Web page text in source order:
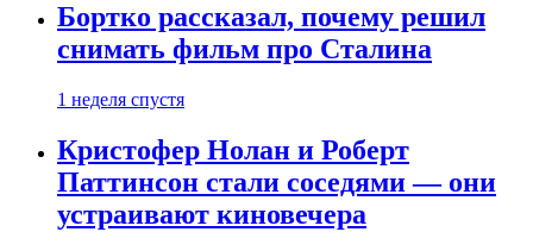
Бортко рассказал, почему решил
снимать фильм про Сталина
1 неделя спустя
Кристофер Нолан и Роберт
Паттинсон стали соседями — они
устраивают киновечера